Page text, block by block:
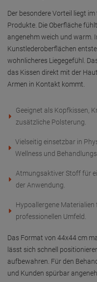
Der besondere Vorteil liegt
Produkte. Die Oberfläche
angenehm weich und warm.
Kunstlederoberflächen
wohnlicheres Liegegefühl.
das Kissen direkt mit der
Armen in Kontakt kommt.
Geeignet als Kopfkissen,
zusätzliche Polsterung.
Vielseitig einsetzbar in
Wellness und
Atmungsaktiver Stoff für
der Anwendung.
Hypoallergene
professionellen Umfeld.
Das Format von 44x44 cm
lässt sich schnell
aufbewahren. Für den
und Kunden spürbar